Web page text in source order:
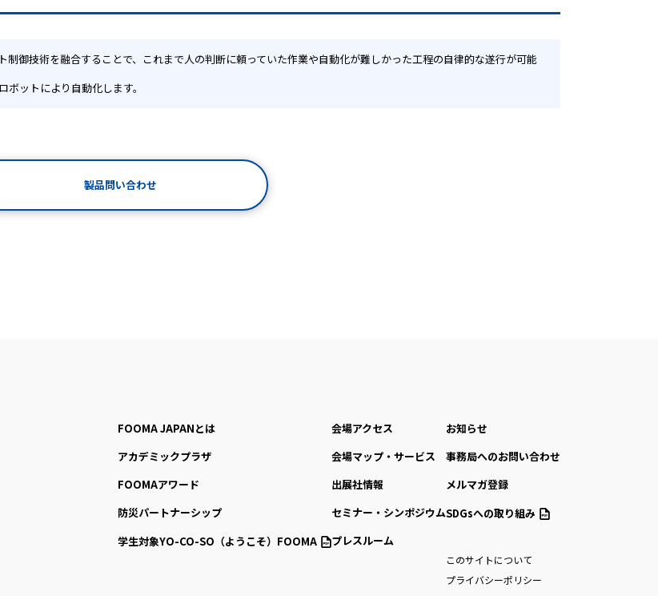
御技術を融合することで、これまで人の判断に頼っていた作業や自動化が難しかった工程の自律的な遂行が可能
ットにより自動化します。
製品問い合わせ
FOOMA JAPANとは
アカデミックプラザ
FOOMAアワード
防災パートナーシップ
学生対象YO-CO-SO （ようこそ）FOOMA
会場アクセス
会場マップ・サービス
出展社情報
セミナー・シンポジウム
プレスルーム
お知らせ
事務局へのお問い合わせ
メルマガ登録
SDGsへの取り組み
このサイトについて
プライバシーポリシー